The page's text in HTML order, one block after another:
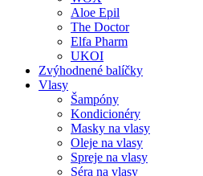
Aloe Epil
The Doctor
Elfa Pharm
UKOI
Zvýhodnené balíčky
Vlasy
Šampóny
Kondicionéry
Masky na vlasy
Oleje na vlasy
Spreje na vlasy
Séra na vlasy